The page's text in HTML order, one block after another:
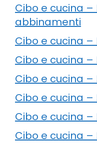
Cibo e cucina
abbinamenti
Cibo e cucina
Cibo e cucina
Cibo e cucina
Cibo e cucina
Cibo e cucina
Cibo e cucina